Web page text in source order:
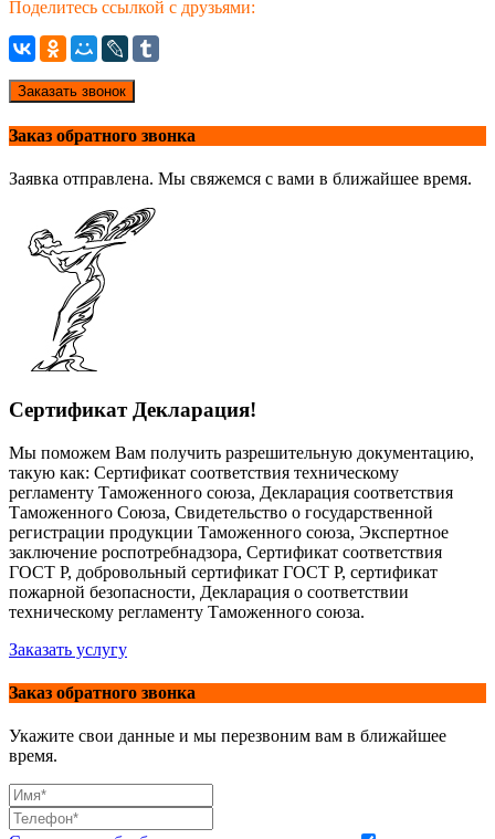
Поделитесь ссылкой с друзьями:
Заказать звонок
Заказ обратного звонка
Заявка отправлена. Мы свяжемся с вами в ближайшее время.
Сертификат Декларация!
Мы поможем Вам получить разрешительную документацию,
такую как: Сертификат соответствия техническому
регламенту Таможенного союза, Декларация соответствия
Таможенного Союза, Свидетельство о государственной
регистрации продукции Таможенного союза, Экспертное
заключение роспотребнадзора, Сертификат соответствия
ГОСТ Р, добровольный сертификат ГОСТ Р, сертификат
пожарной безопасности, Декларация о соответствии
техническому регламенту Таможенного союза.
Заказать услугу
Заказ обратного звонка
Укажите свои данные и мы перезвоним вам в ближайшее
время.